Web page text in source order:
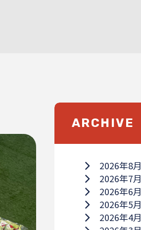
ARCHIVE
2026年8月
2026年7月
2026年6月
2026年5月
2026年4月